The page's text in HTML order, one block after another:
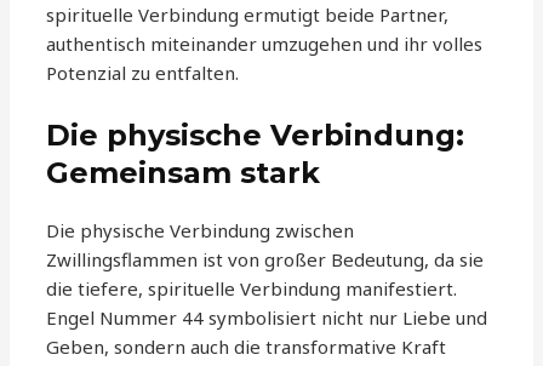
spirituelle Verbindung ermutigt beide Partner,
authentisch miteinander umzugehen und ihr volles
Potenzial zu entfalten.
Die physische Verbindung:
Gemeinsam stark
Die physische Verbindung zwischen
Zwillingsflammen ist von großer Bedeutung, da sie
die tiefere, spirituelle Verbindung manifestiert.
Engel Nummer 44 symbolisiert nicht nur Liebe und
Geben, sondern auch die transformative Kraft